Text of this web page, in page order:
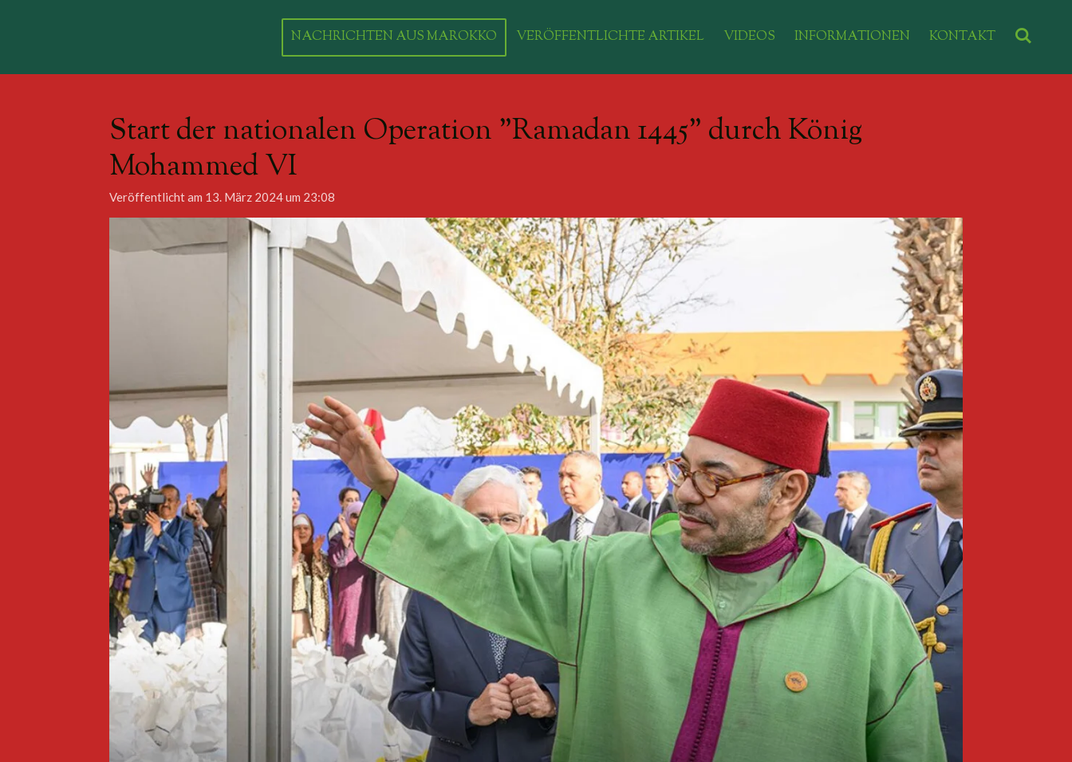
NACHRICHTEN AUS MAROKKO VERÖFFENTLICHTE ARTIKEL VIDEOS INFORMATIONEN KONTAKT
Start der nationalen Operation "Ramadan 1445" durch König
Mohammed VI
Veröffentlicht am 13. März 2024 um 23:08